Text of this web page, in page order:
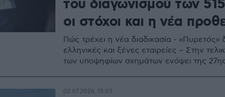
του διαγωνισμού των
οι στόχοι και η νέα
Πώς τρέχει η νέα διαδικασία - «Πυρετός»
ελληνικές και ξένες εταιρείες – Στην
των υποψηφίων σχημάτων ενόψει της 27ης
02.07.2026, 15:03